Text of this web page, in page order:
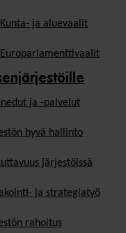
Kunta- ja aluevaalit
Europarlamenttivaalit
ja -palvelut
hyvä hallinto
järjestöissä
ja strategiatyö
rahoitus